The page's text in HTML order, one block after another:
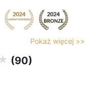
Pokaż więcej >>
(90)